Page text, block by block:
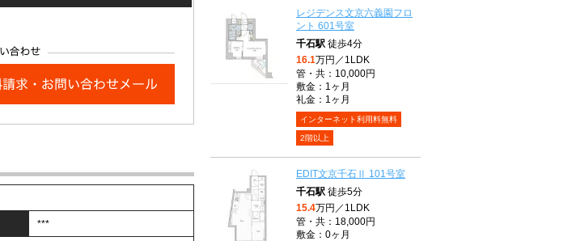
***
レジデンス文京六義園フロ
ント 601号室
千石駅 徒歩4分
16.1万円／1LDK
管・共：10,000円
敷金：1ヶ月
礼金：1ヶ月
インターネット利用料無料
2階以上
EDIT文京千石Ⅱ 101号室
千石駅 徒歩5分
15.4万円／1LDK
管・共：18,000円
敷金：0ヶ月